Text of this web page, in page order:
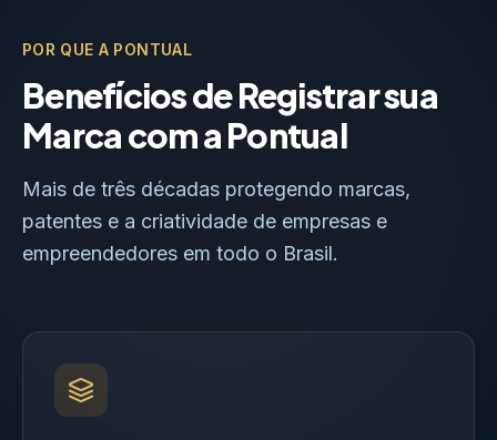
POR QUE A PONTUAL
Benefícios de Registrar sua
Marca com a Pontual
Mais de três décadas protegendo marcas,
patentes e a criatividade de empresas e
empreendedores em todo o Brasil.